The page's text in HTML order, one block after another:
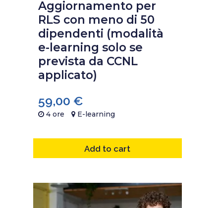
Aggiornamento per
RLS con meno di 50
dipendenti (modalità
e-learning solo se
prevista da CCNL
applicato)
59,00 €
4 ore E-learning
Add to cart